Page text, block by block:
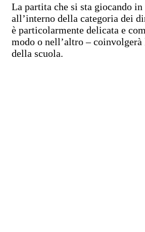
La partita che si sta giocando
all’interno della categoria dei
è particolarmente delicata e
modo o nell’altro – coinvolgerà
della scuola.